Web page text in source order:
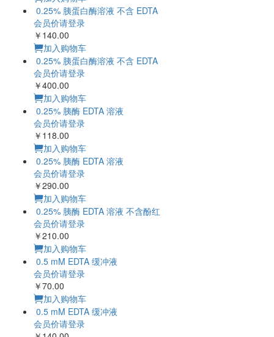
0.25% 胰蛋白酶溶液 不含 EDTA
会员价请登录
￥140.00
加入购物车
0.25% 胰蛋白酶溶液 不含 EDTA
会员价请登录
￥400.00
加入购物车
0.25% 胰酶 EDTA 溶液
会员价请登录
￥118.00
加入购物车
0.25% 胰酶 EDTA 溶液
会员价请登录
￥290.00
加入购物车
0.25% 胰酶 EDTA 溶液 不含酚红
会员价请登录
￥210.00
加入购物车
0.5 mM EDTA 缓冲液
会员价请登录
￥70.00
加入购物车
0.5 mM EDTA 缓冲液
会员价请登录